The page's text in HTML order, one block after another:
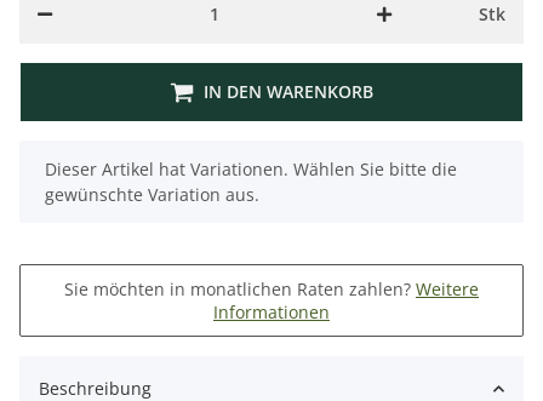
Stk
IN DEN WARENKORB
x
Dieser Artikel hat Variationen. Wählen Sie bitte die
gewünschte Variation aus.
Sie möchten in monatlichen Raten zahlen? Weitere
Informationen
Beschreibung